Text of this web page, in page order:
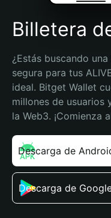
Billetera
¿Estás buscando
segura para tus
ideal. Bitget Wallet
millones de usuarios
la Web3. ¡Comienza
Descarga de
Descarga de